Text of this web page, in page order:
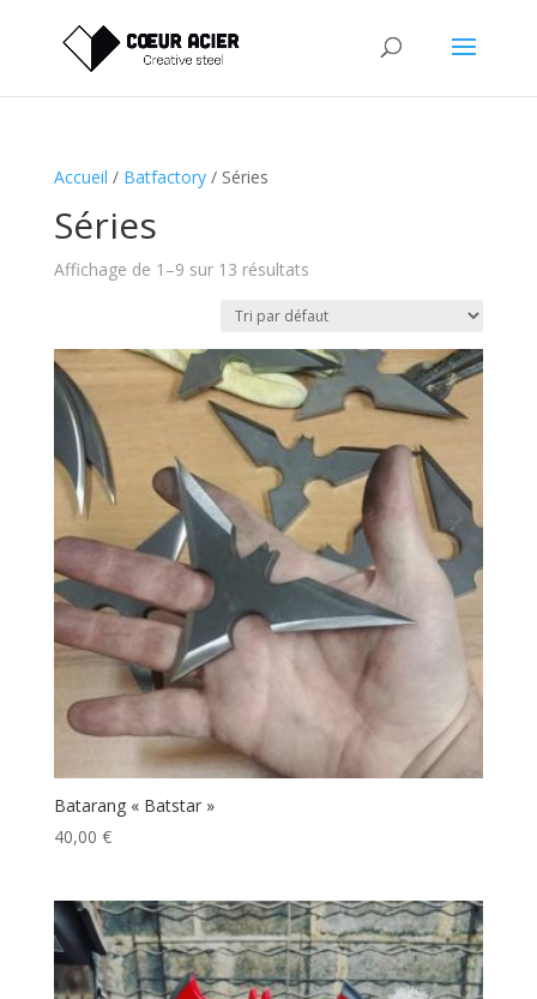
Accueil / Batfactory/ Séries
Séries
Affichage de 1–9 sur 13 résultats
Batarang « Batstar »
40,00 €